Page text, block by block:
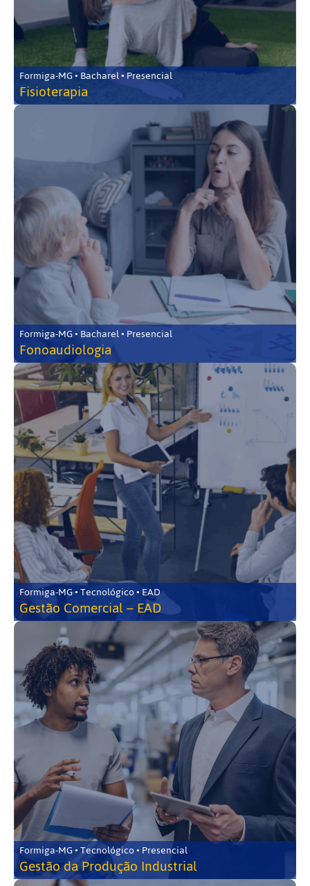
Formiga-MG • Bacharel • Presencial
Fisioterapia
Formiga-MG • Bacharel • Presencial
Fonoaudiologia
Formiga-MG • Tecnológico • EAD
Gestão Comercial – EAD
Formiga-MG • Tecnológico • Presencial
Gestão da Produção Industrial